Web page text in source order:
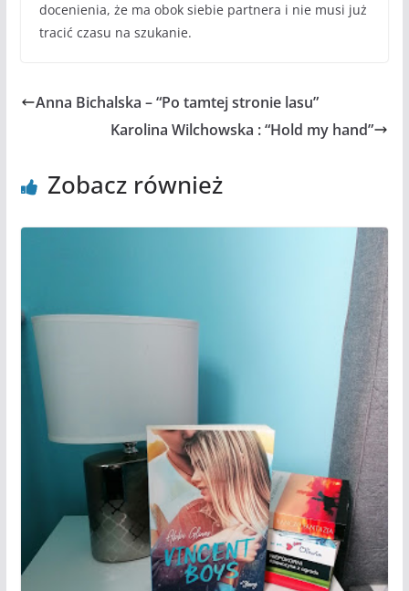
docenienia, że ma obok siebie partnera i nie musi już
tracić czasu na szukanie.
Anna Bichalska – “Po tamtej stronie lasu”
Karolina Wilchowska : “Hold my hand”
Zobacz również